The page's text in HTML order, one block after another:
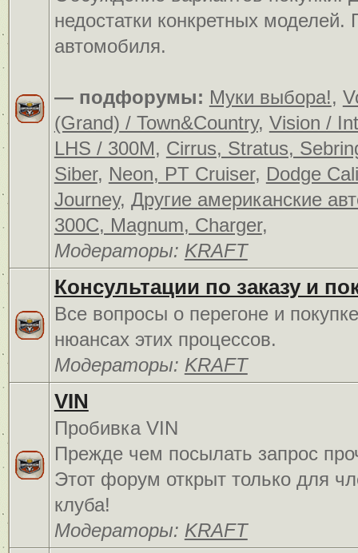
недостатки конкретных
автомобиля.
— подфорумы: Муки выбора!,
(Grand) / Town&Country, Vision /
LHS / 300M, Cirrus, Stratus,
Siber, Neon, PT Cruiser, Dodge
Journey, Другие американские
300C, Magnum, Charger,
Модераторы: KRAFT
Консультации по заказу и
Все вопросы о перегоне и
нюансах этих процессов.
Модераторы: KRAFT
VIN
Пробивка VIN
Прежде чем посылать запрос
Этот форум открыт только для
клуба!
Модераторы: KRAFT